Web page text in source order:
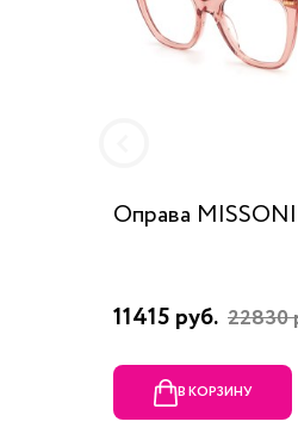
Оправа
11415 руб. 22830
В КОРЗИНУ